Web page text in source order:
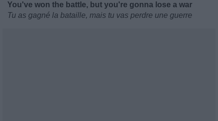
You've won the battle, but you're gonna lose a war
Tu as gagné la bataille, mais tu vas perdre une guerre